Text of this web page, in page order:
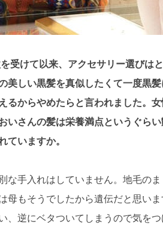
受けて以来、アクセサリー選びは
美しい黒髪を真似したくて一度黒
るからやめたらと言われました。
いさんの髪は栄養満点というぐら
ていますか。
な手入れはしていません。地毛の
母もそうでしたから遺伝だと思い
、逆にベタついてしまうので気を